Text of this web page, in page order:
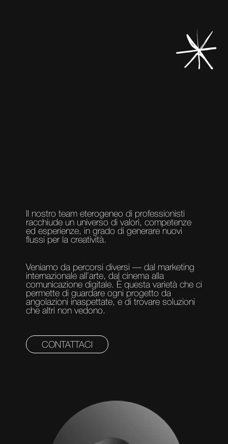
Il nostro team eterogeneo di professionisti
racchiude un universo di valori, competenze
ed esperienze, in grado di generare nuovi
flussi per la creatività.
Veniamo da percorsi diversi — dal marketing
internazionale all’arte, dal cinema alla
comunicazione digitale. È questa varietà che ci
permette di guardare ogni progetto da
angolazioni inaspettate, e di trovare soluzioni
che altri non vedono.
CONTATTACI